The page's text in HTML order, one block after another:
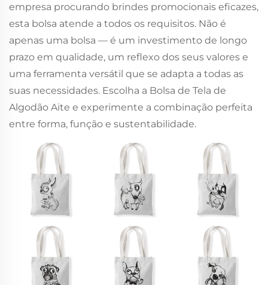
empresa procurando brindes promocionais eficazes,
esta bolsa atende a todos os requisitos. Não é
apenas uma bolsa — é um investimento de longo
prazo em qualidade, um reflexo dos seus valores e
uma ferramenta versátil que se adapta a todas as
suas necessidades. Escolha a Bolsa de Tela de
Algodão Aite e experimente a combinação perfeita
entre forma, função e sustentabilidade.